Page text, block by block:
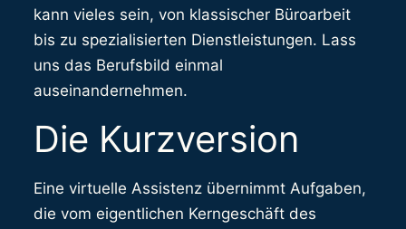
kann vieles sein, von klassischer Büroarbeit
bis zu spezialisierten Dienstleistungen. Lass
uns das Berufsbild einmal
auseinandernehmen.
Die Kurzversion
Eine virtuelle Assistenz übernimmt Aufgaben,
die vom eigentlichen Kerngeschäft des